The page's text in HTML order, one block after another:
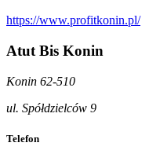
https://www.profitkonin.pl/
Atut Bis Konin
Konin 62-510
ul. Spółdzielców 9
Telefon